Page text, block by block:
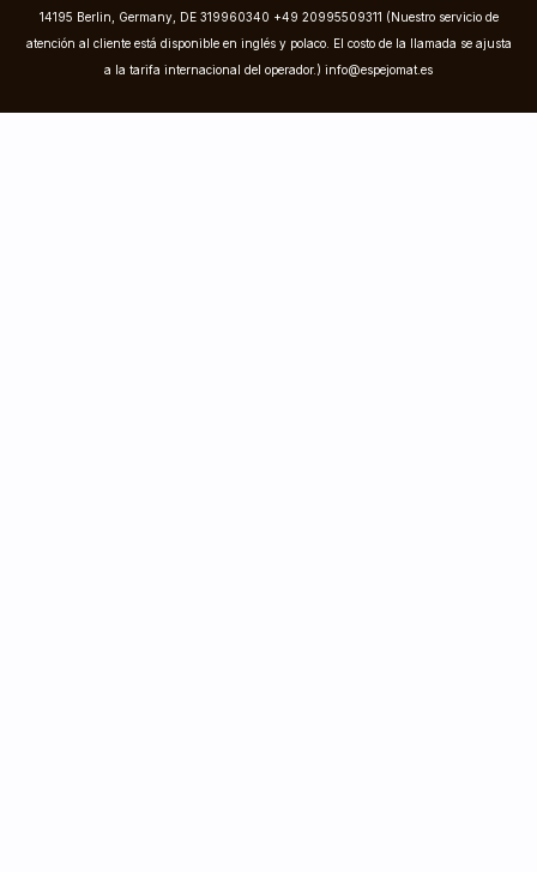
14195 Berlin, Germany, DE 319960340 +49 20995509311 (Nuestro servicio de
atención al cliente está disponible en inglés y polaco. El costo de la llamada se ajusta
a la tarifa internacional del operador.) info@espejomat.es